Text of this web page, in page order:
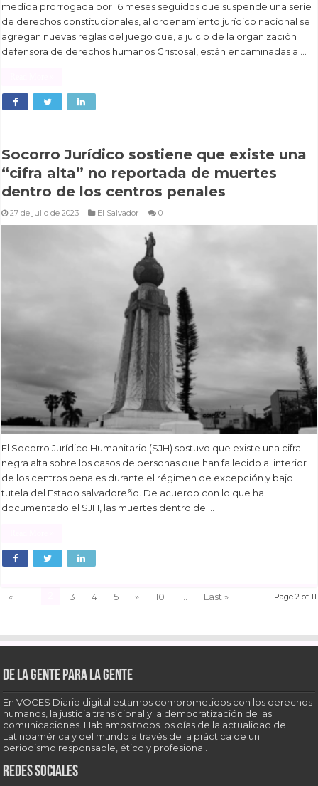
medida prorrogada por 16 meses seguidos que suspende una serie
de derechos constitucionales, al ordenamiento jurídico nacional se
agregan nuevas reglas del juego que, a juicio de la organización
defensora de derechos humanos Cristosal, están encaminadas a …
Socorro Jurídico sostiene que existe una
“cifra alta” no reportada de muertes
dentro de los centros penales
27 de julio de 2023 El Salvador 0
El Socorro Jurídico Humanitario (SJH) sostuvo que existe una cifra
negra alta sobre los casos de personas que han fallecido al interior
de los centros penales durante el régimen de excepción y bajo
tutela del Estado salvadoreño. De acuerdo con lo que ha
documentado el SJH, las muertes dentro de …
Page 2 of 11
« 1 3 4 5 » 10 Last »
De la gente para la gente
En VOCES Diario digital estamos comprometidos con los derechos
humanos, la justicia transicional y la democratización de las
comunicaciones. Hablamos todos los días de la actualidad de
Latinoamérica y del mundo a través de la práctica de un
periodismo responsable, ético y profesional.
Redes sociales